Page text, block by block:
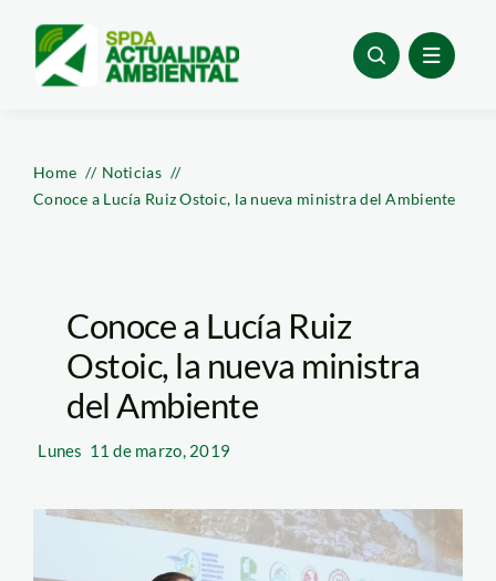
content
Home
Noticias
Conoce a Lucía Ruiz Ostoic, la nueva ministra del Ambiente
Conoce a Lucía Ruiz
Ostoic, la nueva ministra
del Ambiente
Lunes 11 de marzo, 2019